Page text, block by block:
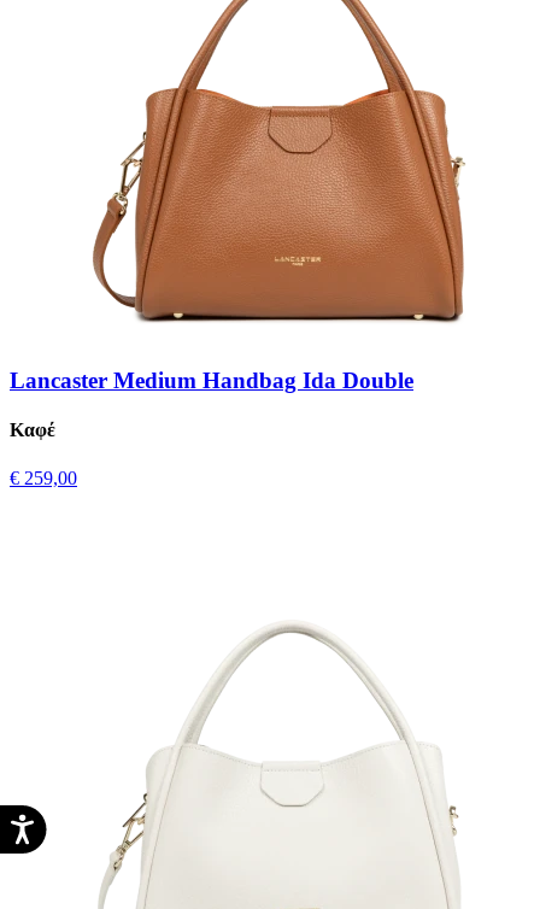
Lancaster Medium Handbag Ida Double
Καφέ
€ 259,00